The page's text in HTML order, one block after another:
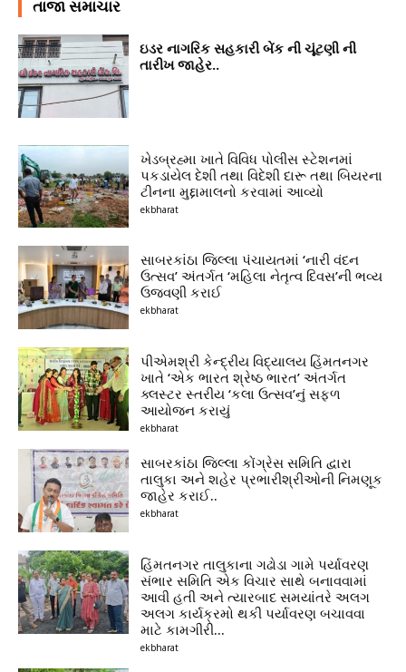
તાજા સમાચાર
ઇડર નાગરિક સહકારી બેંક ની ચૂંટણી ની
તારીખ જાહેર..
ખેડબ્રહ્મા ખાતે વિવિધ પોલીસ સ્ટેશનમાં
પકડાયેલ દેશી તથા વિદેશી દારૂ તથા બિયરના
ટીનના મુદ્દામાલનો કરવામાં આવ્યો
ekbharat
સાબરકાંઠા જિલ્લા પંચાયતમાં ‘નારી વંદન
ઉત્સવ’ અંતર્ગત ‘મહિલા નેતૃત્વ દિવસ’ની ભવ્ય
ઉજવણી કરાઈ
ekbharat
પીએમશ્રી કેન્દ્રીય વિદ્યાલય હિંમતનગર
ખાતે ‘એક ભારત શ્રેષ્ઠ ભારત’ અંતર્ગત
ક્લસ્ટર સ્તરીય ‘કલા ઉત્સવ’નું સફળ
આયોજન કરાયું
ekbharat
સાબરકાંઠા જિલ્લા કોંગ્રેસ સમિતિ દ્વારા
તાલુકા અને શહેર પ્રભારીશ્રીઓની નિમણૂક
જાહેર કરાઈ..
ekbharat
હિંમતનગર તાલુકાના ગઢોડા ગામે પર્યાવરણ
સંભાર સમિતિ એક વિચાર સાથે બનાવવામાં
આવી હતી અને ત્યારબાદ સમયાંતરે અલગ
અલગ કાર્યક્રમો થકી પર્યાવરણ બચાવવા
માટે કામગીરી...
ekbharat